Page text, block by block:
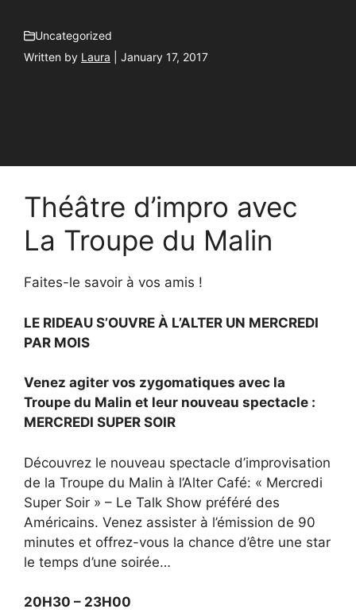
Uncategorized
Written by Laura | January 17, 2017
Théâtre d’impro avec
La Troupe du Malin
Faites-le savoir à vos amis !
LE RIDEAU S’OUVRE À L’ALTER UN MERCREDI
PAR MOIS
Venez agiter vos zygomatiques avec la
Troupe du Malin et leur nouveau spectacle :
MERCREDI SUPER SOIR
Découvrez le nouveau spectacle d’improvisation
de la Troupe du Malin à l’Alter Café: « Mercredi
Super Soir » – Le Talk Show préféré des
Américains. Venez assister à l’émission de 90
minutes et offrez-vous la chance d’être une star
le temps d’une soirée…
20H30 – 23H00